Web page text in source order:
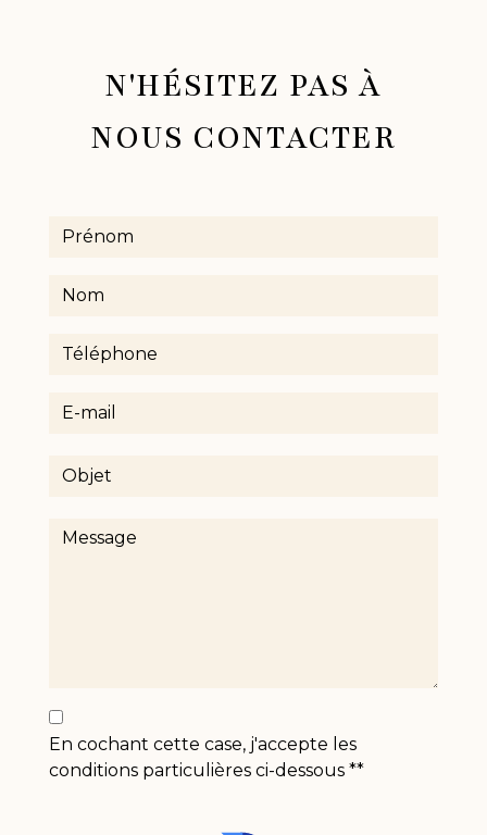
N'HÉSITEZ PAS À
NOUS CONTACTER
En cochant cette case, j'accepte les
conditions particulières ci-dessous **